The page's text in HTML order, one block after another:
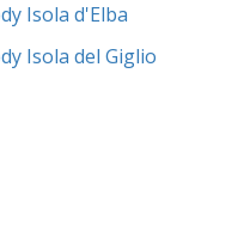
Isola d'Elba
Isola del Giglio